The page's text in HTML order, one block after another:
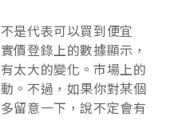
是代表可以買到便宜
價登錄上的數據顯示，
太大的變化。市場上的
。不過，如果你對某個
留意一下，說不定會有